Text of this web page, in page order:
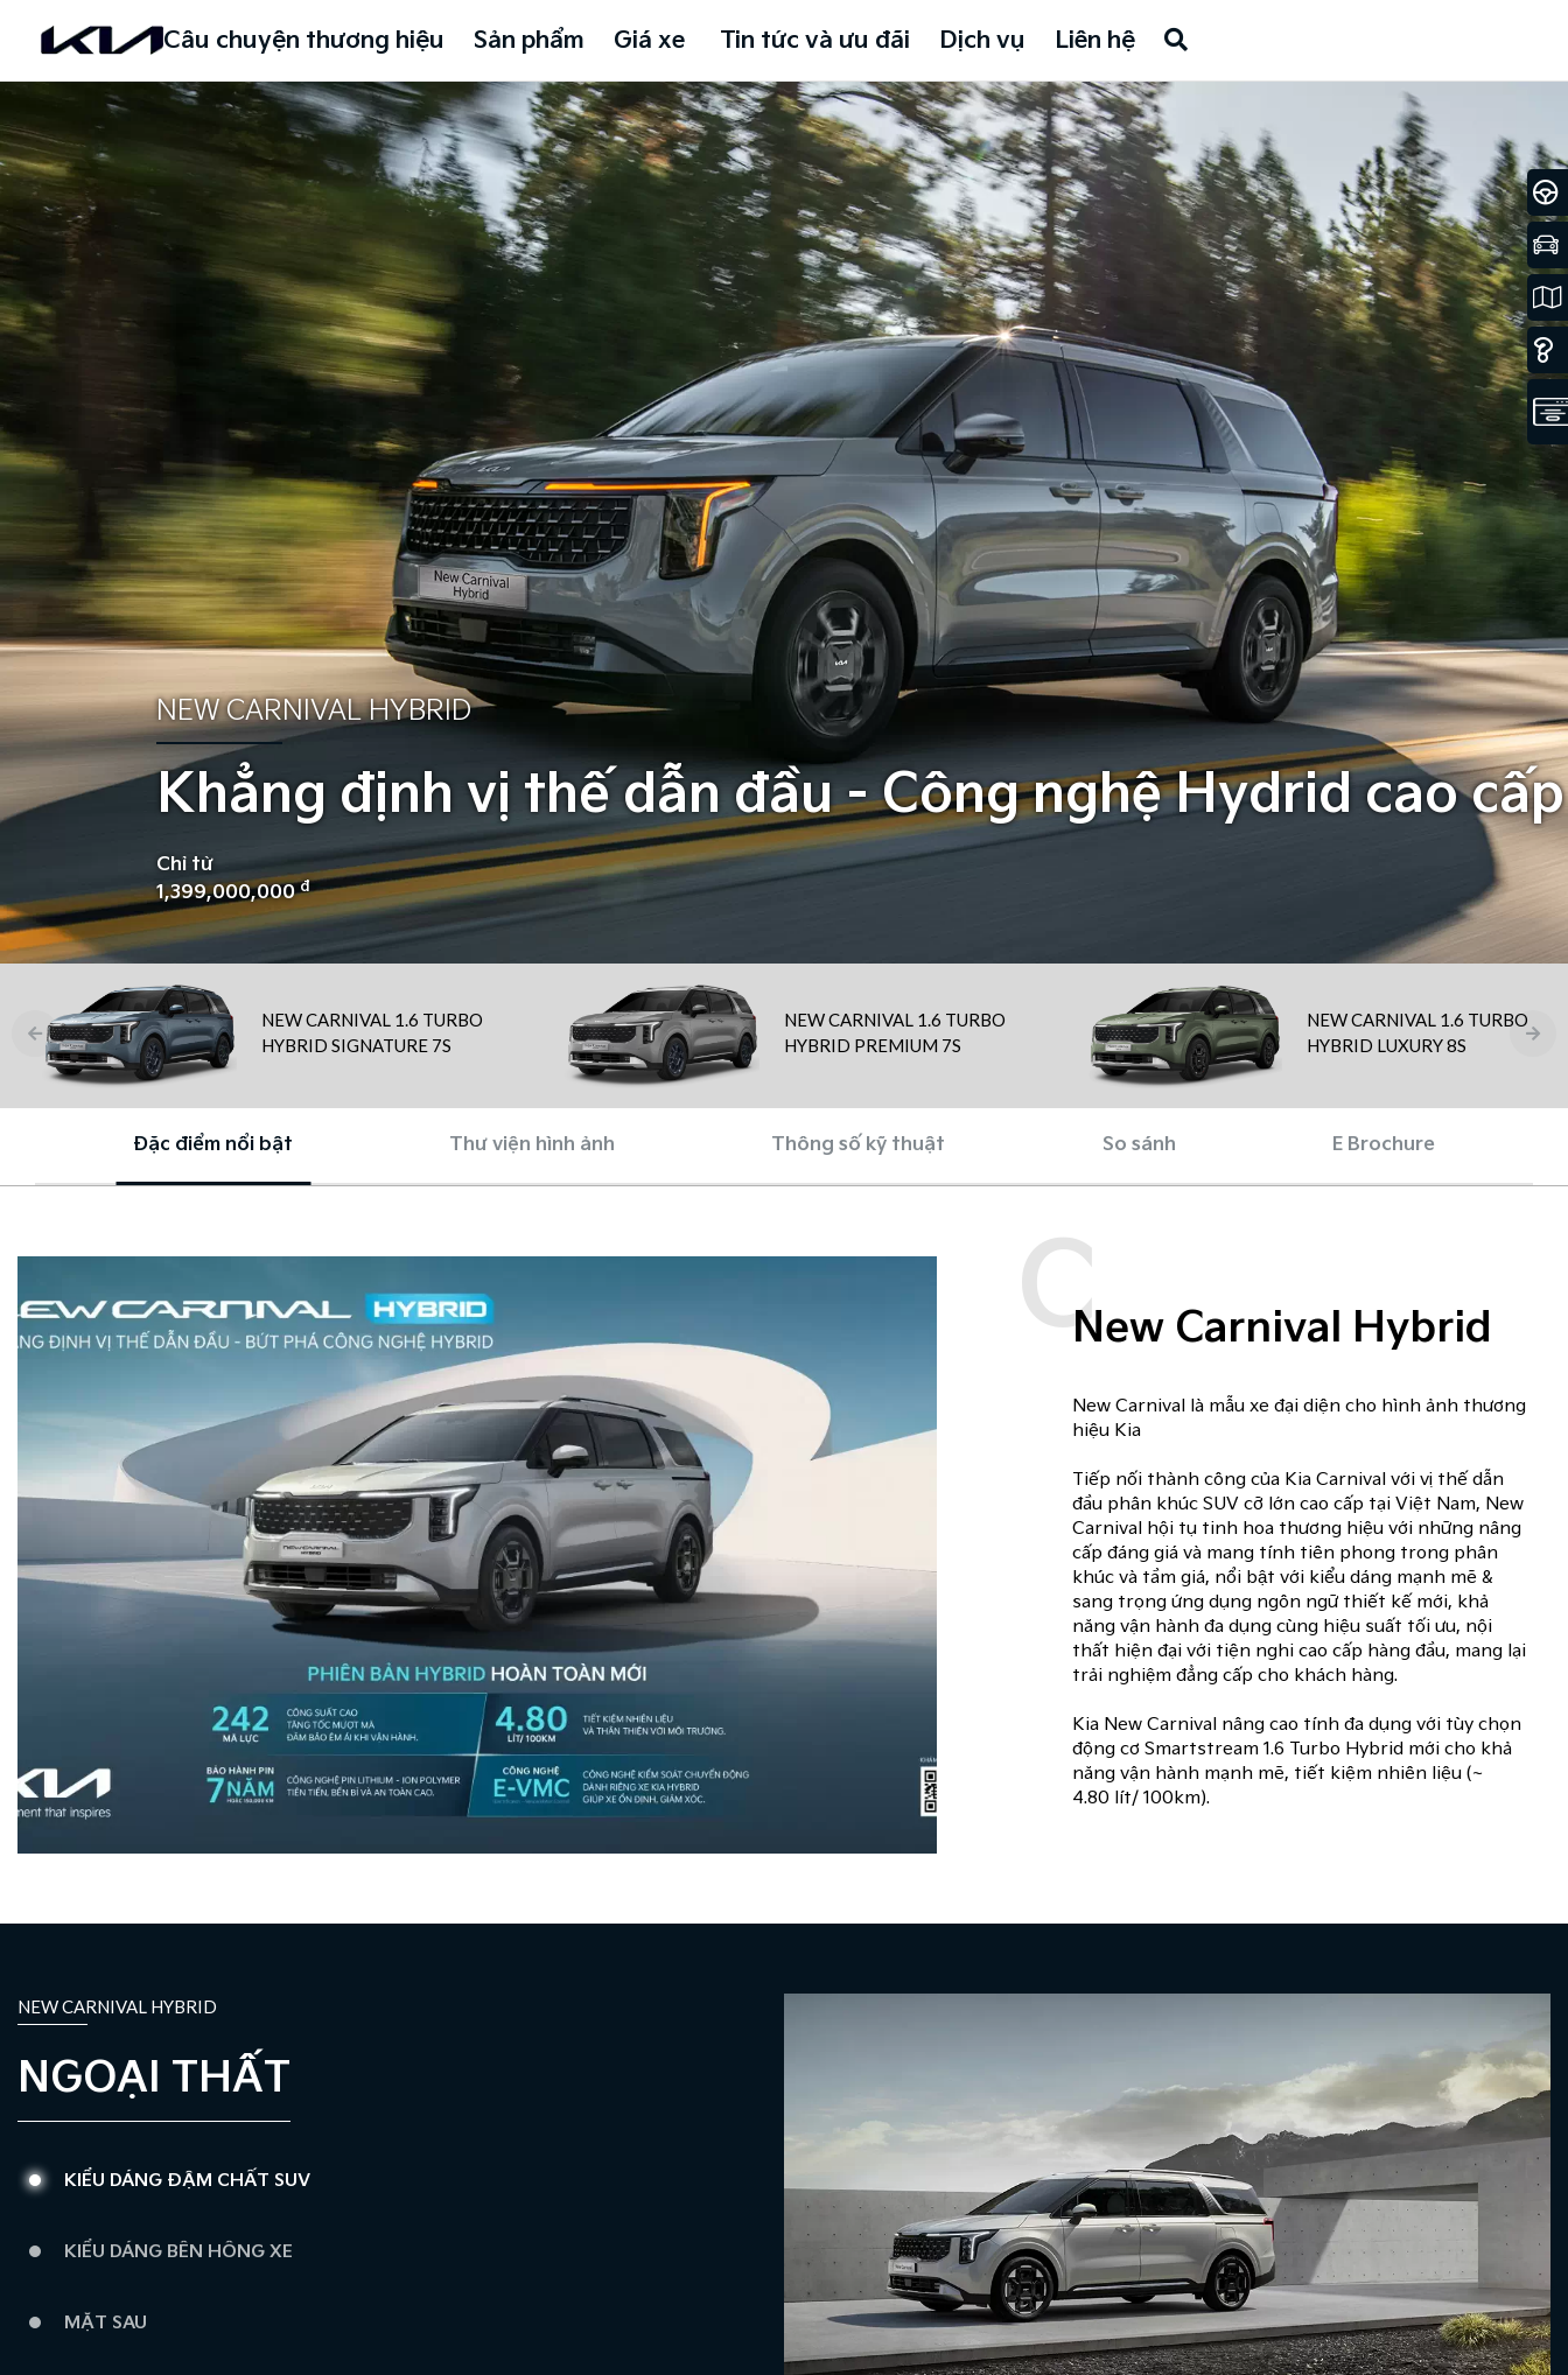
Câu chuyện thương hiệu Sản phẩm Giá xe Tin tức và ưu đãi Dịch vụ Liên hệ
NEW CARNIVAL HYBRID
Khẳng định vị thế dẫn đầu - Công nghệ Hydrid cao cấp
Chỉ từ
1,399,000,000đ
NEW CARNIVAL 1.6 TURBO
HYBRID SIGNATURE 7S
NEW CARNIVAL 1.6 TURBO
HYBRID PREMIUM 7S
NEW CARNIVAL 1.6 TURBO
HYBRID LUXURY 8S
Đặc điểm nổi bật Thư viện hình ảnh Thông số kỹ thuật So sánh E Brochure
CNew Carnival Hybrid
New Carnival là mẫu xe đại diện cho hình ảnh thương
hiệu Kia​
Tiếp nối thành công của Kia Carnival với vị thế dẫn
đầu phân khúc SUV cỡ lớn cao cấp tại Việt Nam, New
Carnival hội tụ tinh hoa thương hiệu với những nâng
cấp đáng giá và mang tính tiên phong trong phân
khúc và tầm giá, nổi bật với kiểu dáng mạnh mẽ &
sang trọng ứng dụng ngôn ngữ thiết kế mới, khả
năng vận hành đa dụng cùng hiệu suất tối ưu, nội
thất hiện đại với tiện nghi cao cấp hàng đầu, mang lại
trải nghiệm đẳng cấp cho khách hàng.
Kia New Carnival nâng cao tính đa dụng với tùy chọn
động cơ Smartstream 1.6 Turbo Hybrid mới cho ​khả
năng vận hành mạnh mẽ, tiết kiệm nhiên liệu (~
4.80 lít/ 100km).
NEW CARNIVAL HYBRID
NGOẠI THẤT
KIỂU DÁNG ĐẬM CHẤT SUV
KIỂU DÁNG BÊN HÔNG XE
MẶT SAU